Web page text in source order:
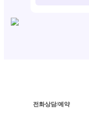
전화상담/예약